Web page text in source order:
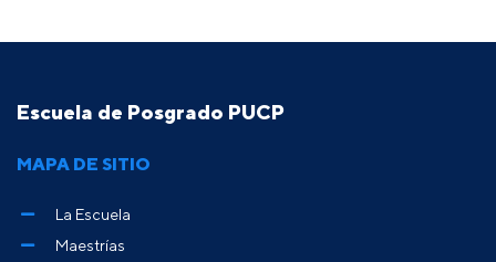
Escuela de Posgrado PUCP
MAPA DE SITIO
La Escuela
Maestrías